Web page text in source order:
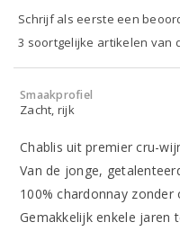
Schrijf als eerste een
3 soortgelijke artikelen van
Smaakprofiel
Zacht, rijk
Chablis uit premier cru-
Van de jonge,
100% chardonnay
Gemakkelijk enkele jaren